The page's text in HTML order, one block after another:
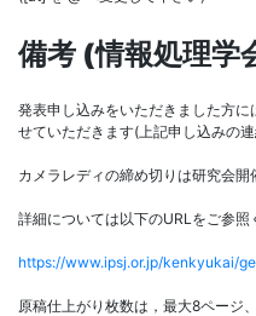
備考 (情報処理学
発表申し込みをいただきました方
せていただきます(上記申し込みの
カメラレディの締め切りは研究会開
詳細については以下のURLをご参照
https://www.ipsj.or.jp/kenkyukai/
原稿仕上がり枚数は，最大8ページ